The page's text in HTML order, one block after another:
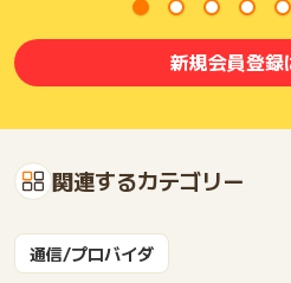
新規会員登録
関連するカテゴリー
通信/プロバイダ